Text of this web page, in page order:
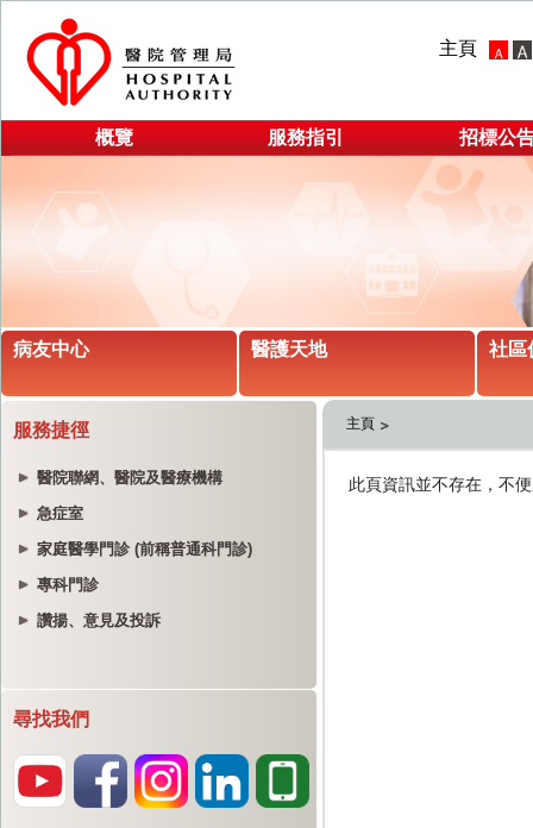
主頁
概覽 服務指引 招標公
病友中心 醫護天地 社區
服務捷徑
醫院聯網、醫院及醫療機構
急症室
家庭醫學門診 (前稱普通科門診)
專科門診
讚揚、意見及投訴
尋找我們
主頁